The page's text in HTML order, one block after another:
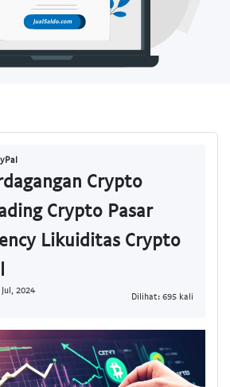
Crypto
Crypto Pasar
Likuiditas Crypto
2024
Dilihat: 695 kali